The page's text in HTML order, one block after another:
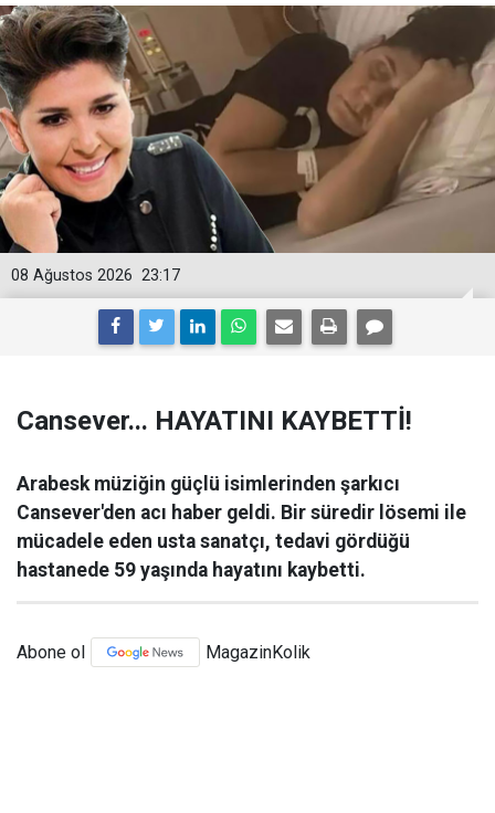
23:17
08 Ağustos 2026
Cansever... HAYATINI KAYBETTİ!
Arabesk müziğin güçlü isimlerinden şarkıcı
Cansever'den acı haber geldi. Bir süredir lösemi ile
mücadele eden usta sanatçı, tedavi gördüğü
hastanede 59 yaşında hayatını kaybetti.
Abone ol MagazinKolik